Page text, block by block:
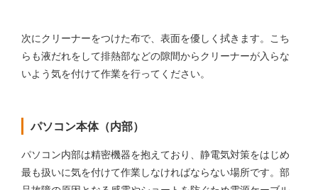
次にクリーナーをつけた布で、表面を優しく拭きます。こち
らも液だれをして排熱部などの隙間からクリーナーが入らな
いよう気を付けて作業を行ってください。
パソコン本体（内部）
パソコン内部は精密機器を抱えており、静電気対策をはじめ
最も扱いに気を付けて作業しなければならない場所です。部